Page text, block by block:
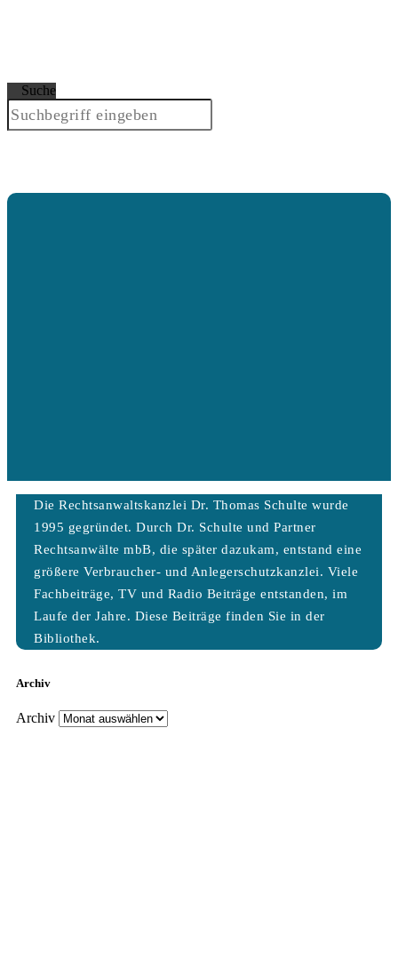
Suche
Die Rechtsanwaltskanzlei Dr. Thomas Schulte wurde
1995 gegründet. Durch Dr. Schulte und Partner
Rechtsanwälte mbB, die später dazukam, entstand eine
größere Verbraucher- und Anlegerschutzkanzlei. Viele
Fachbeiträge, TV und Radio Beiträge entstanden, im
Laufe der Jahre. Diese Beiträge finden Sie in der
Bibliothek.
Archiv
Archiv